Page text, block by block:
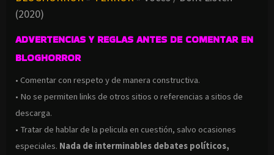
(2020)
ADVERTENCIAS Y REGLAS ANTES DE COMENTAR EN
BLOGHORROR
• Comentar con respeto y de manera constructiva.
• No se permiten links de otros sitios o referencias a sitios de
descarga.
• Tratar de hablar de la pelicula en cuestión, salvo ocasiones
especiales. Nada de interminables debates políticos,